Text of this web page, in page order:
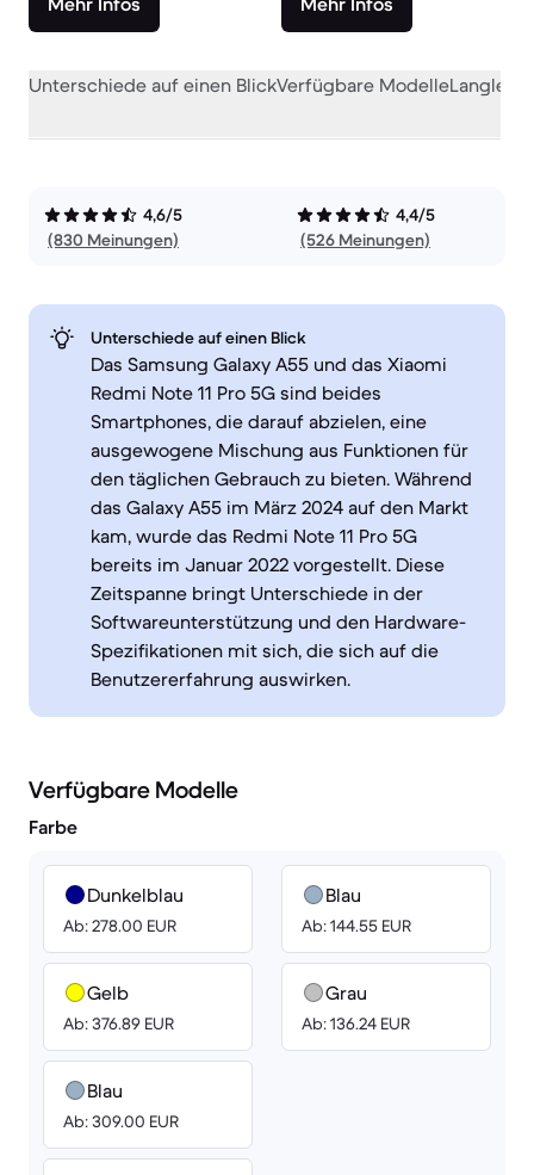
Unterschiede auf einen BlickVerfügbare Modelle
4,6/5
(830 Meinungen)
4,4/5
(526 Meinungen)
Unterschiede auf einen Blick
Das Samsung Galaxy A55 und das Xiaomi
Redmi Note 11 Pro 5G sind beides
Smartphones, die darauf abzielen, eine
ausgewogene Mischung aus Funktionen für
den täglichen Gebrauch zu bieten. Während
das Galaxy A55 im März 2024 auf den Markt
kam, wurde das Redmi Note 11 Pro 5G
bereits im Januar 2022 vorgestellt. Diese
Zeitspanne bringt Unterschiede in der
Softwareunterstützung und den Hardware-
Spezifikationen mit sich, die sich auf die
Benutzererfahrung auswirken.
Verfügbare Modelle
Farbe
Dunkelblau
Ab: 278.00 EUR
Gelb
Ab: 376.89 EUR
Blau
Ab: 309.00 EUR
Blau
Ab: 144.55 EUR
Grau
Ab: 136.24 EUR